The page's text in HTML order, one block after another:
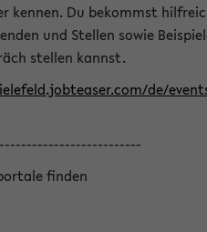
kennen. Du bekommst
und Stellen sowie
stellen kannst.
de/
finden